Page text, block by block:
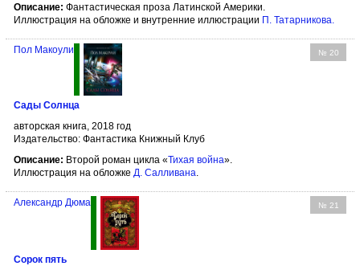
Описание: Фантастическая проза Латинской Америки.
Иллюстрация на обложке и внутренние иллюстрации П. Татарникова
№ 20
Пол Макоули
Сады Солнца
авторская книга, 2018 год
Издательство: Фантастика Книжный Клуб
Описание: Второй роман цикла «Тихая война».
Иллюстрация на обложке Д. Салливана.
№ 21
Александр Дюма
Сорок пять